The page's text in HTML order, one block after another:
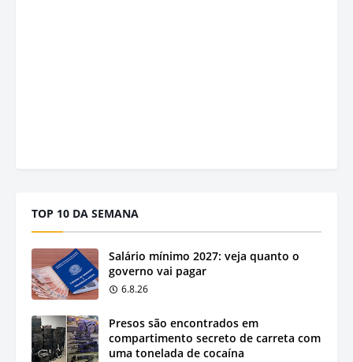
TOP 10 DA SEMANA
Salário mínimo 2027: veja quanto o
governo vai pagar
6.8.26
Presos são encontrados em
compartimento secreto de carreta com
uma tonelada de cocaína